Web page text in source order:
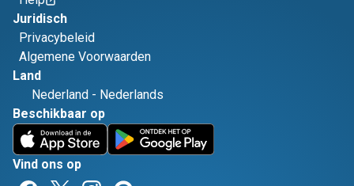
Juridisch
Privacybeleid
Algemene Voorwaarden
Land
Nederland - Nederlands
Beschikbaar op
Vind ons op